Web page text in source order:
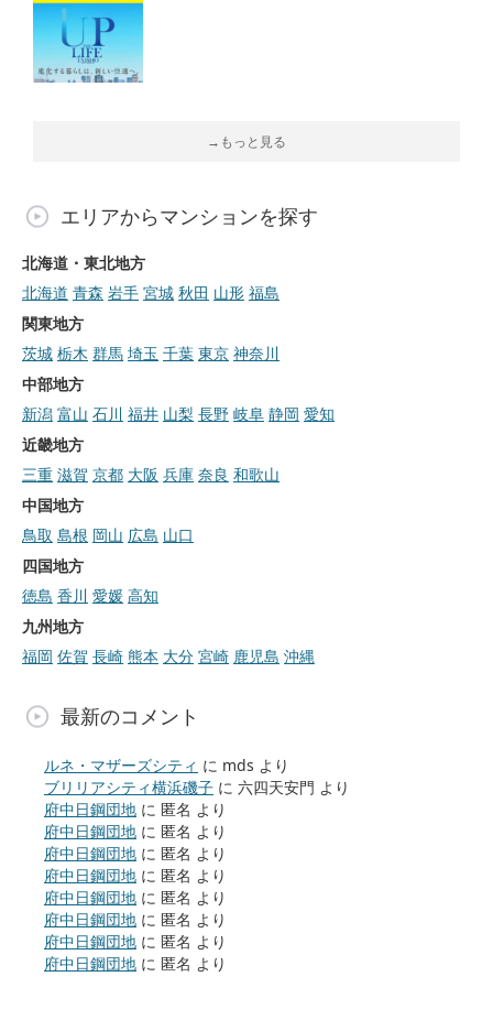
→もっと見る
エリアからマンションを探す
北海道・東北地方
北海道 青森 岩手 宮城 秋田 山形 福島
関東地方
茨城 栃木 群馬 埼玉 千葉 東京 神奈川
中部地方
新潟 富山 石川 福井 山梨 長野 岐阜 静岡 愛知
近畿地方
三重 滋賀 京都 大阪 兵庫 奈良 和歌山
中国地方
鳥取 島根 岡山 広島 山口
四国地方
徳島 香川 愛媛 高知
九州地方
福岡 佐賀 長崎 熊本 大分 宮崎 鹿児島 沖縄
最新のコメント
ルネ・マザーズシティ に mds より
ブリリアシティ横浜磯子 に 六四天安門 より
府中日鋼団地 に 匿名 より
府中日鋼団地 に 匿名 より
府中日鋼団地 に 匿名 より
府中日鋼団地 に 匿名 より
府中日鋼団地 に 匿名 より
府中日鋼団地 に 匿名 より
府中日鋼団地 に 匿名 より
府中日鋼団地 に 匿名 より